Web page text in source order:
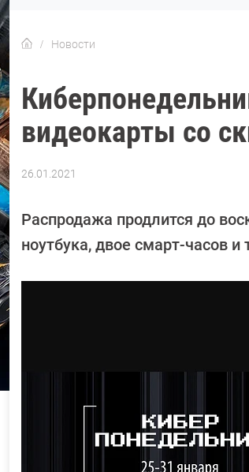
Новости
видеокарты со
26.01.2021
Кошик
Распродажа продлится до
ноутбука, двое смарт-часов и